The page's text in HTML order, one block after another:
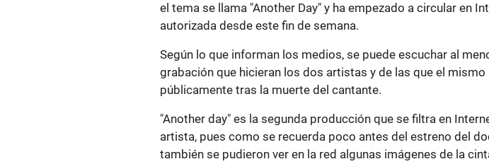
el tema se llama "Another Day" y ha empezado a circular en
autorizada desde este fin de semana.
Según lo que informan los medios, se puede escuchar al
grabación que hicieran los dos artistas y de las que el mismo
públicamente tras la muerte del cantante.
"Another day" es la segunda producción que se filtra en
artista, pues como se recuerda poco antes del estreno del
también se pudieron ver en la red algunas imágenes de la